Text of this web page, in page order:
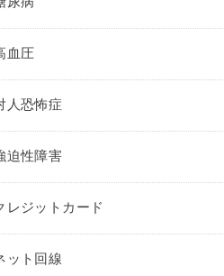
血圧
人恐怖症
迫性障害
レジットカード
ット回線